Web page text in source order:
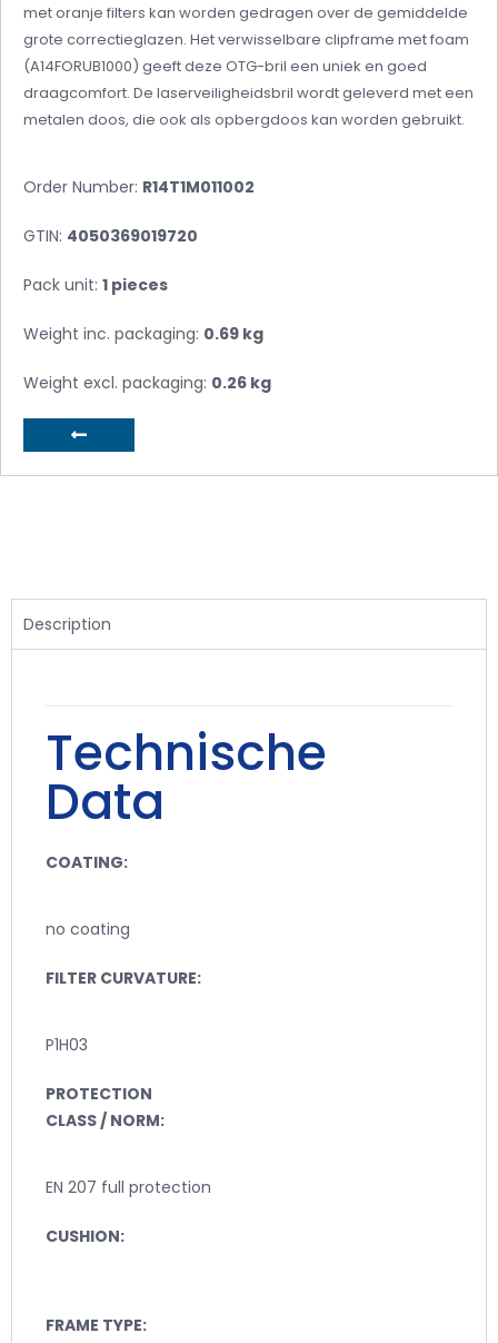
met oranje filters kan worden gedragen over de gemiddelde
grote correctieglazen. Het verwisselbare clipframe met foam
(A14FORUB1000) geeft deze OTG-bril een uniek en goed
draagcomfort. De laserveiligheidsbril wordt geleverd met een
metalen doos, die ook als opbergdoos kan worden gebruikt.
Order Number: R14T1M011002
GTIN: 4050369019720
Pack unit: 1 pieces
Weight inc. packaging: 0.69 kg
Weight excl. packaging: 0.26 kg
Description
Technische
Data
COATING:
no coating
FILTER CURVATURE:
P1H03
PROTECTION
CLASS / NORM:
EN 207 full protection
CUSHION:
FRAME TYPE: